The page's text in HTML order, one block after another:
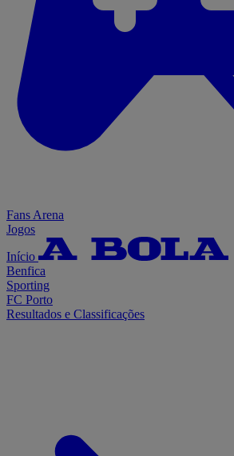
Fans Arena
Jogos
Início
Benfica
Sporting
FC Porto
Resultados e Classificações